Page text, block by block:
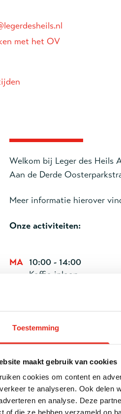
Toestemming
maakt gebruik van cookies
cookies om content en
te analyseren. Ook delen
en analyse. Deze
of die ze hebben verzameld op
met het OV
Welkom bij Leger des Heils
Aan de Derde
Meer informatie hierover
Onze activiteiten:
MA 10:00 - 14:00
Koffie-inloop
10:00 - 14:00
Koffie-inloop
WO 10:00 - 14:00